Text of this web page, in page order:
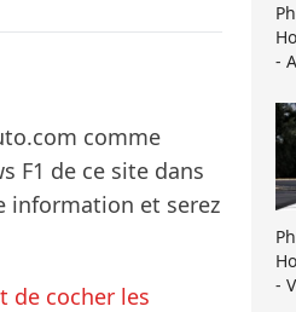
comme
F1 de ce site dans
information et serez
de cocher les
-
-